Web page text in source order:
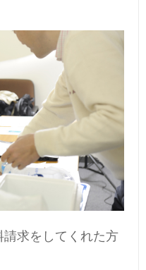
求をしてくれた方